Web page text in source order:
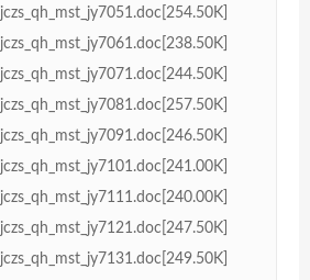
jczs_qh_mst_jy7051.doc[254.50K]
jczs_qh_mst_jy7061.doc[238.50K]
jczs_qh_mst_jy7071.doc[244.50K]
jczs_qh_mst_jy7081.doc[257.50K]
jczs_qh_mst_jy7091.doc[246.50K]
jczs_qh_mst_jy7101.doc[241.00K]
jczs_qh_mst_jy7111.doc[240.00K]
jczs_qh_mst_jy7121.doc[247.50K]
jczs_qh_mst_jy7131.doc[249.50K]